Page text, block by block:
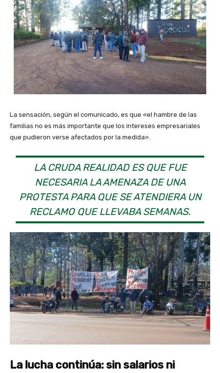
La sensación, según el comunicado, es que «el hambre de las
familias no es más importante que los intereses empresariales
que pudieron verse afectados por la medida».
LA CRUDA REALIDAD ES QUE FUE
NECESARIA LA AMENAZA DE UNA
PROTESTA PARA QUE SE ATENDIERA UN
RECLAMO QUE LLEVABA SEMANAS.
La lucha continúa: sin salarios ni